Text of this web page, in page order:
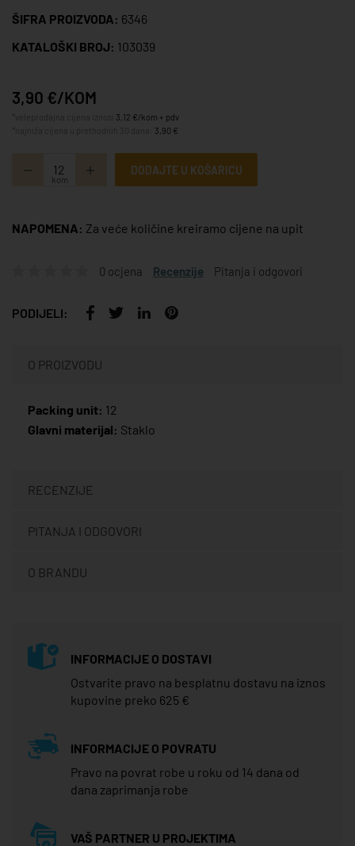
ŠIFRA PROIZVODA: 6346
KATALOŠKI BROJ: 103039
3,90 €/KOM
3,12 €/kom + pdv
3,90 €
kom
DODAJTE U KOŠARICU
NAPOMENA: Za veće količine kreiramo cijene na upit
0 ocjena Recenzije Pitanja i odgovori
PODIJELI:
O PROIZVODU
Packing unit: 12
Glavni materijal: Staklo
RECENZIJE
PITANJA I ODGOVORI
O BRANDU
INFORMACIJE O DOSTAVI
Ostvarite pravo na besplatnu dostavu na iznos
kupovine preko 625 €
INFORMACIJE O POVRATU
Pravo na povrat robe u roku od 14 dana od
dana zaprimanja robe
VAŠ PARTNER U PROJEKTIMA